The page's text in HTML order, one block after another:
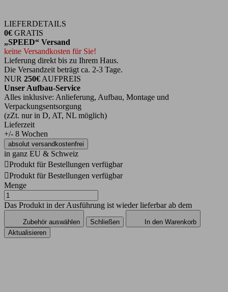
LIEFERDETAILS
0€ GRATIS
„SPEED“ Versand
keine Versandkosten für Sie!
Lieferung direkt bis zu Ihrem Haus.
Die Versandzeit beträgt ca. 2-3 Tage.
NUR 250€ AUFPREIS
Unser Aufbau-Service
Alles inklusive: Anlieferung, Aufbau, Montage und
Verpackungsentsorgung
(zZt. nur in D, AT, NL möglich)
Lieferzeit
+/- 8 Wochen
absolut versandkostenfrei
in ganz EU & Schweiz
Produkt für Bestellungen verfügbar
Produkt für Bestellungen verfügbar
Menge
Das Produkt in der Ausführung ist wieder lieferbar ab dem
Zubehör auswählen Schließen In den Warenkorb